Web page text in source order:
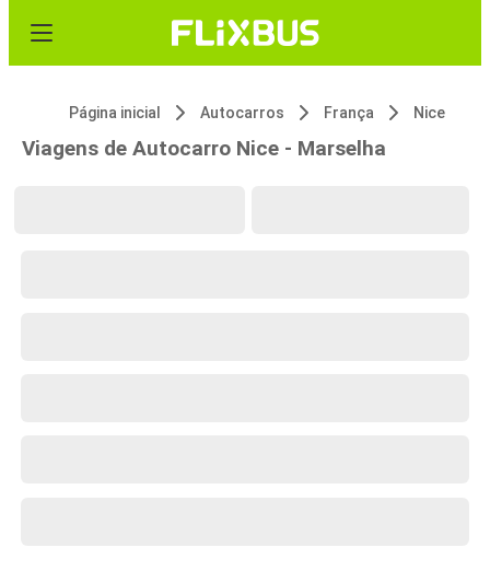
Página inicial Autocarros França Nice
Viagens de Autocarro Nice - Marselha